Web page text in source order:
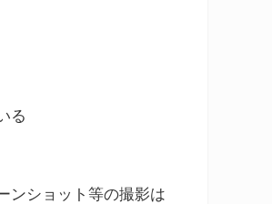
る
ンショット等の撮影は